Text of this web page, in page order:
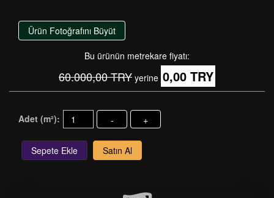
Ürün Fotoğrafını Büyüt
Bu ürünün metrekare fiyatı:
60.000,00 TRY yerine 0,00 TRY
Adet (m²): - +
Sepete Ekle Satın Al